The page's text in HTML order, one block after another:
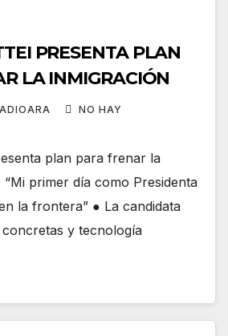
PLAN
LA INMIGRACIÓN
NO HAY
plan para frenar la
“Mi primer día como Presidenta
la frontera” ● La candidata
y tecnología